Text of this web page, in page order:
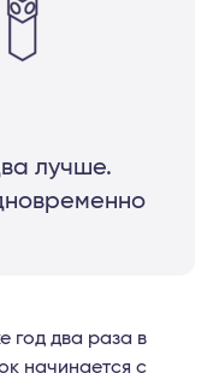
лучше.
год два раза в
начинается с